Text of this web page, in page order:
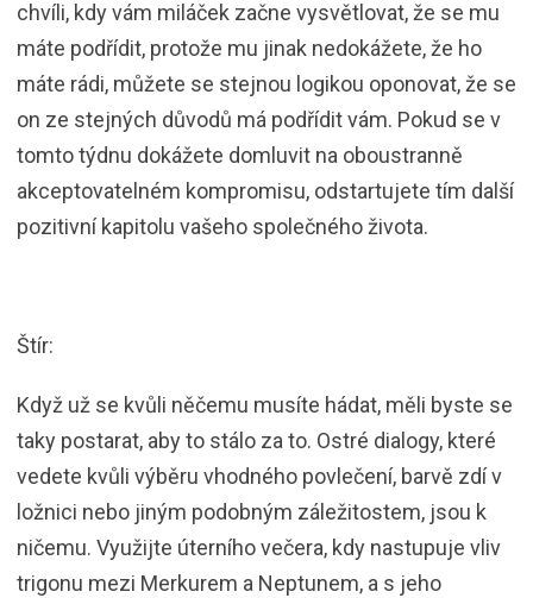
chvíli, kdy vám miláček začne vysvětlovat, že se mu
máte podřídit, protože mu jinak nedokážete, že ho
máte rádi, můžete se stejnou logikou oponovat, že se
on ze stejných důvodů má podřídit vám. Pokud se v
tomto týdnu dokážete domluvit na oboustranně
akceptovatelném kompromisu, odstartujete tím další
pozitivní kapitolu vašeho společného života.
Štír:
Když už se kvůli něčemu musíte hádat, měli byste se
taky postarat, aby to stálo za to. Ostré dialogy, které
vedete kvůli výběru vhodného povlečení, barvě zdí v
ložnici nebo jiným podobným záležitostem, jsou k
ničemu. Využijte úterního večera, kdy nastupuje vliv
trigonu mezi Merkurem a Neptunem, a s jeho